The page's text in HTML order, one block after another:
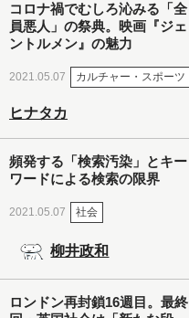
コロナ禍でむしろ沁みる「全
員悪人」の祭典。映画『ジェ
ントルメン』の魅力
2021.05.07 カルチャー・スポーツ
ヒナタカ
頻発する「検索汚染」とキー
ワードによる検索の限界
2021.05.07 社会
柳井政和
ロンドン再封鎖16週目。最終